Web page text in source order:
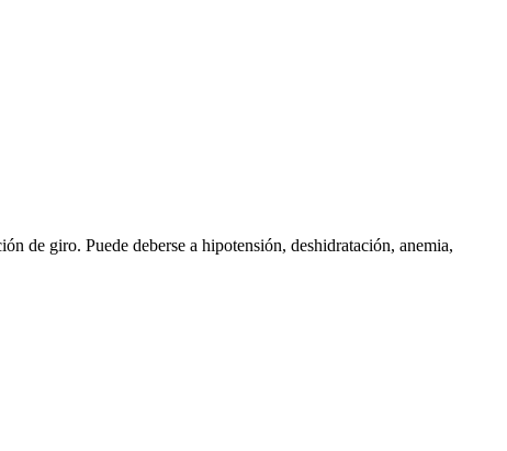
de giro. Puede deberse a hipotensión, deshidratación, anemia,